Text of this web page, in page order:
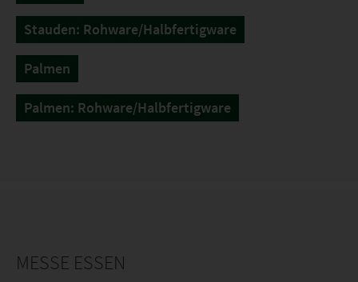
Stauden: Rohware/Halbfertigware
Palmen
Palmen: Rohware/Halbfertigware
MESSE ESSEN